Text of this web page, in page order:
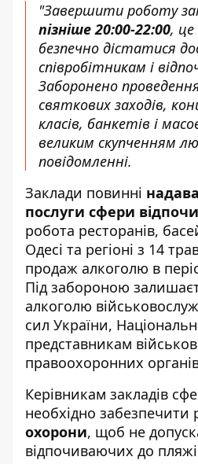
"Завершити роботу
пізніше 20:00-22:00,
безпечно дістатися
співробітникам і
Заборонено
святкових заходів,
класів, банкетів і
великим скупченням
повідомленні.
Заклади повинні
послуги сфери
робота ресторанів,
Одесі та регіоні з 14
продаж алкоголю в
Під забороною
алкоголю
сил України,
представникам
правоохоронних
Керівникам закладів
необхідно забезпечити
охорони, щоб не
відпочиваючих до